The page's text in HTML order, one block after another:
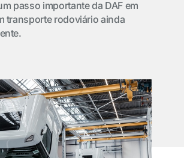
passo importante da DAF em
transporte rodoviário ainda